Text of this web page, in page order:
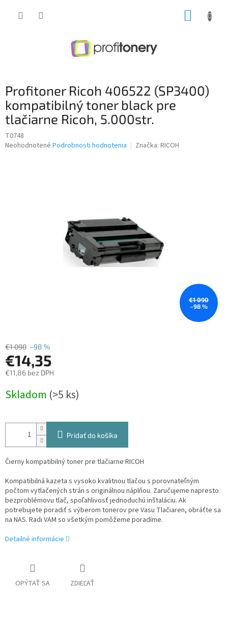
Profitoner Ricoh 406522 (SP3400)
kompatibilný toner black pre
tlačiarne Ricoh, 5.000str.
T0748
Priemerné
Neohodnotené Podrobnosti hodnotenia Značka: RICOH
€1 090
–98 %
€1 090 –98 %
€14,35
€11,86 bez DPH
cena:
Skladom (>5 ks)
Pridať do košíka
Čierny kompatibilný toner pre tlačiarne RICOH
Kompatibilná kazeta s vysoko kvalitnou tlačou s porovnateľným
počtom vytlačených strán s originálnou náplňou. Zaručujeme napresto
bezproblémovu tlač, spoľahlivosť jednoduchú inštaláciu. Ak
potrebujete poradiť s výberom tonerov pre Vasu Tlačiaren, obráťte sa
na NAS. Radi VAM so všetkým pomôžeme poradíme.
Detailné informácie
OPÝTAŤ SA ZDIEĽAŤ